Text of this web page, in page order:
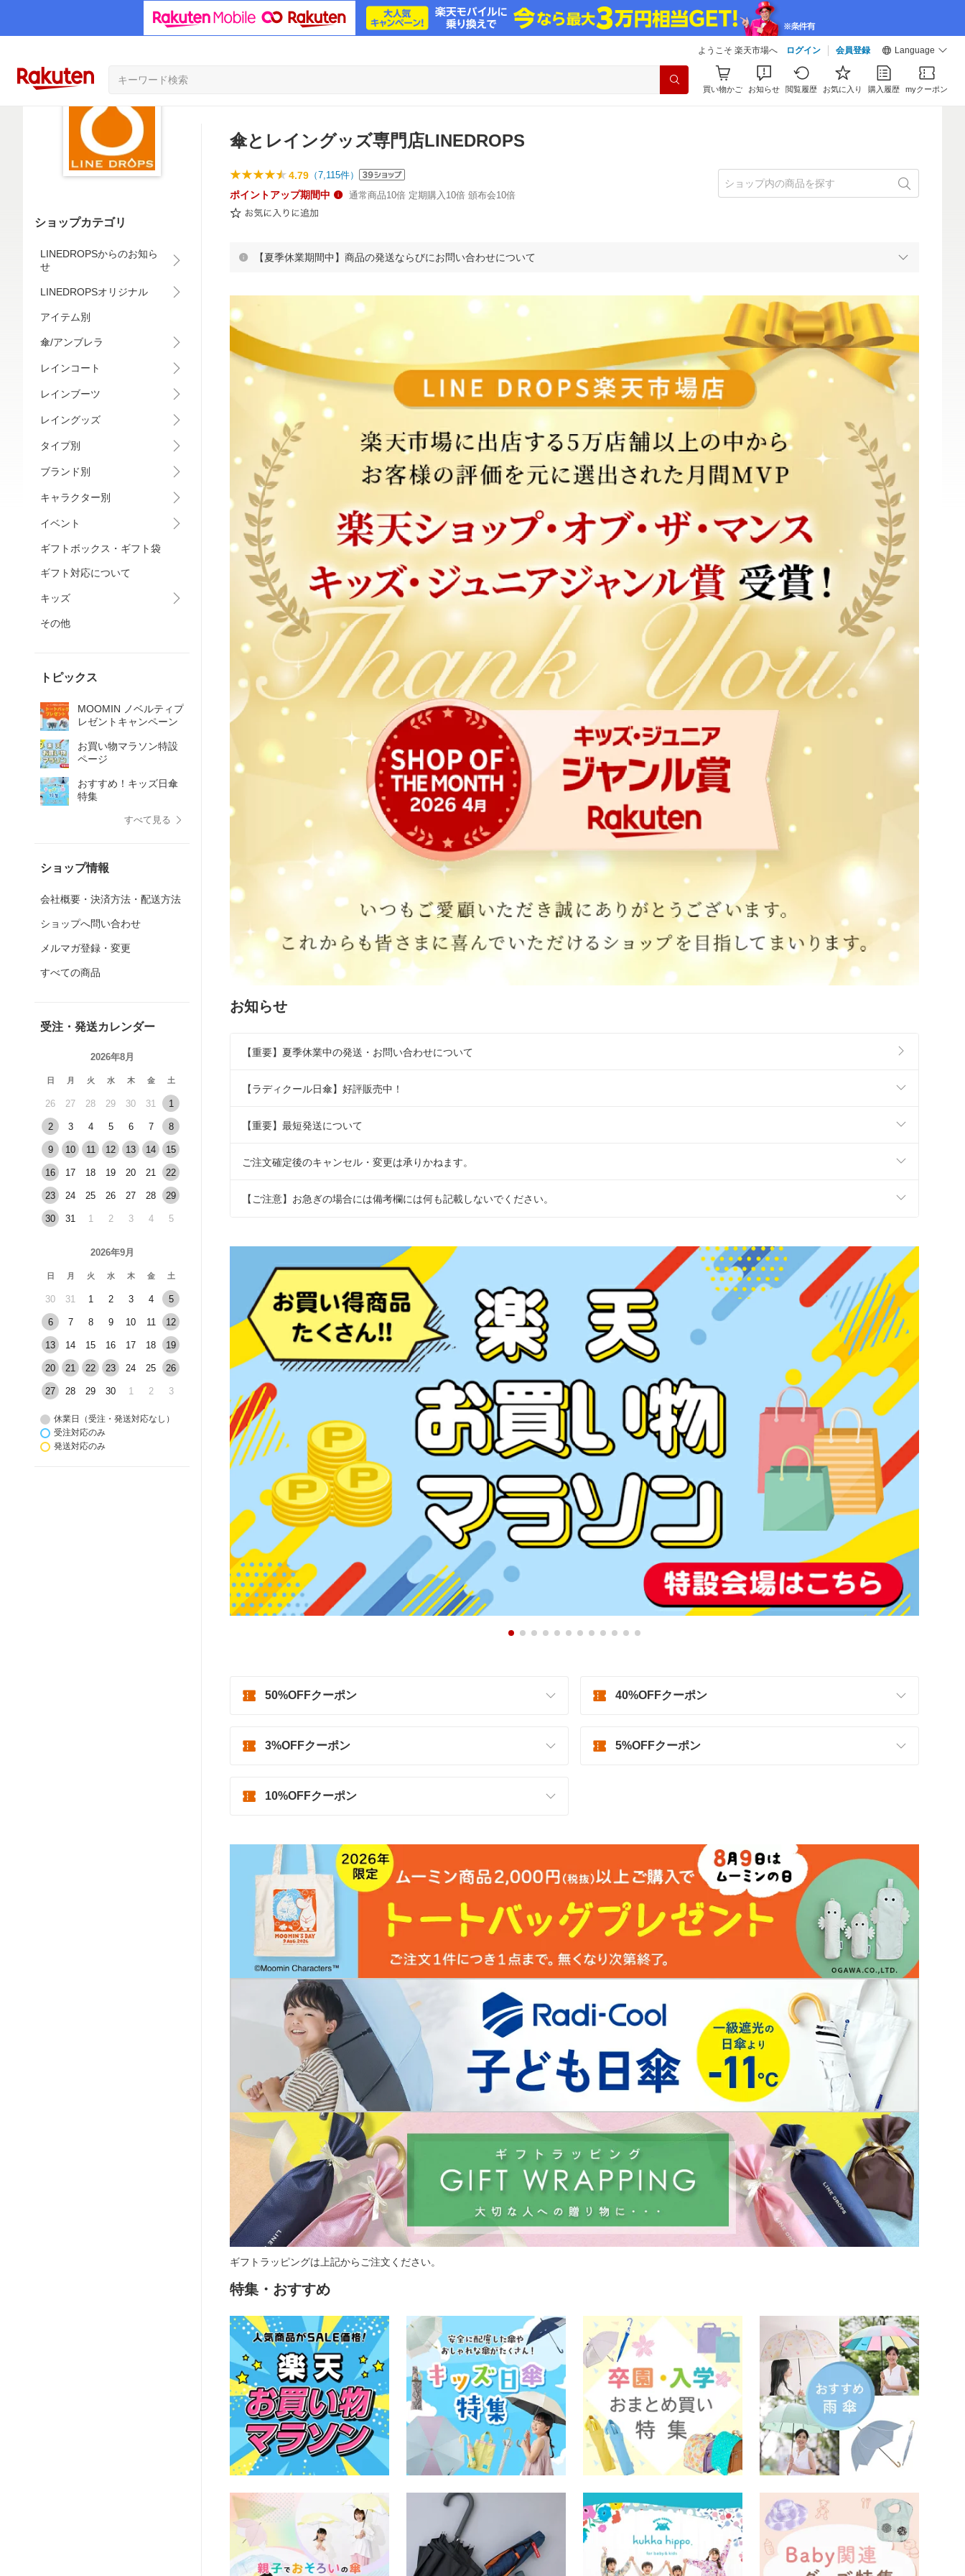
ようこそ 楽天市場へ ログイン 会員登録 Language
買い物かご お知らせ 閲覧履歴 お気に入り 購入履歴 myクーポン
ショップカテゴリ
LINEDROPSからのお知ら
せ
LINEDROPSオリジナル
アイテム別
傘/アンブレラ
レインコート
レインブーツ
レイングッズ
タイプ別
ブランド別
キャラクター別
イベント
ギフトボックス・ギフト袋
ギフト対応について
キッズ
その他
トピックス
MOOMIN ノベルティプ
レゼントキャンペーン
お買い物マラソン特設
ページ
おすすめ！キッズ日傘
特集
すべて見る
ショップ情報
会社概要・決済方法・配送方法
ショップへ問い合わせ
メルマガ登録・変更
すべての商品
受注・発送カレンダー
2026年8月
日 月 火 水 木 金 土
26 27 28 29 30 31 1
2 3 4 5 6 7 8
9 10 11 12 13 14 15
16 17 18 19 20 21 22
23 24 25 26 27 28 29
30 31 1 2 3 4 5
2026年9月
日 月 火 水 木 金 土
30 31 1 2 3 4 5
6 7 8 9 10 11 12
13 14 15 16 17 18 19
20 21 22 23 24 25 26
27 28 29 30 1 2 3
休業日（受注・発送対応なし）
受注対応のみ
発送対応のみ
傘とレイングッズ専門店LINEDROPS
4.79 （7,115件）
ポイントアップ期間中 通常商品10倍 定期購入10倍 頒布会10倍
【夏季休業期間中】商品の発送ならびにお問い合わせについて
お知らせ
【重要】夏季休業中の発送・お問い合わせについて
【ラディクール日傘】好評販売中！
【重要】最短発送について
ご注文確定後のキャンセル・変更は承りかねます。
【ご注意】お急ぎの場合には備考欄には何も記載しないでください。
50%OFFクーポン 40%OFFクーポン
3%OFFクーポン 5%OFFクーポン
10%OFFクーポン
ギフトラッピングは上記からご注文ください。
特集・おすすめ